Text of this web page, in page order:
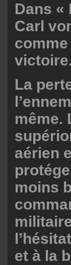
Dans «
Carl
La
même.
aérien
moins
et à la